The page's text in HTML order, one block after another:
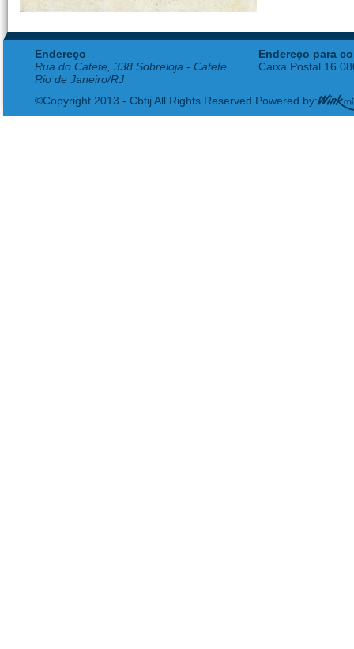
Endereço
Rua do Catete, 338 Sobreloja - Catete
Rio de Janeiro/RJ
Endereço para
Caixa Postal
©Copyright 2013 - Cbtij All Rights Reserved Powered by: